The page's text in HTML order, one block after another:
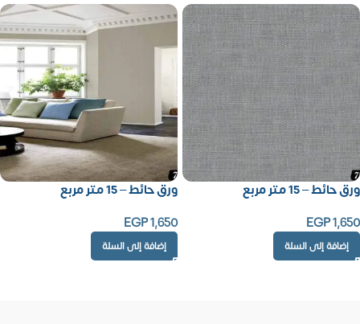
ورق حائط – 15 متر مربع
EGP1,650
إضافة إلى السلة
ورق حائط – 15 متر مربع
EGP1,650
إضافة إلى السلة